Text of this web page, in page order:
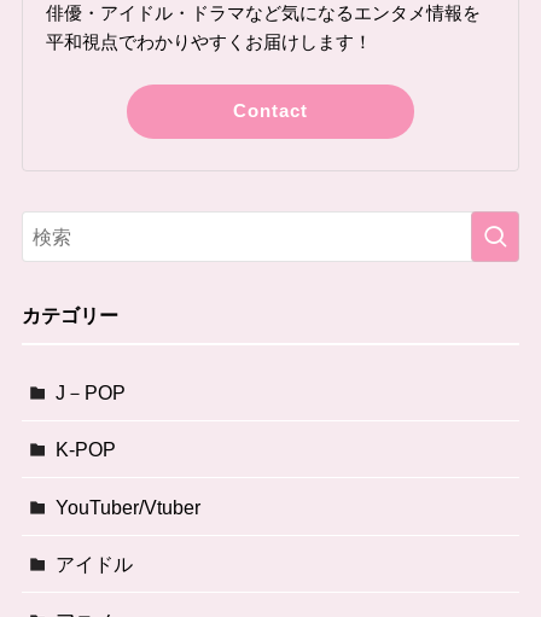
俳優・アイドル・ドラマなど気になるエンタメ情報を
平和視点でわかりやすくお届けします！
Contact
カテゴリー
J－POP
K-POP
YouTuber/Vtuber
アイドル